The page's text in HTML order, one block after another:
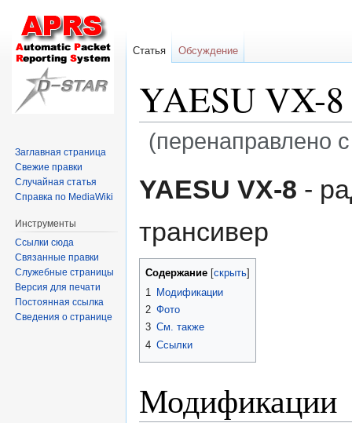
YAESU VX-8
(перенаправлено
YAESU VX-8 -
трансивер
Содержание
1
Модификации
2 Фото
3 См. также
4 Ссылки
Модификации
Статья Обсуждение
Заглавная страница
Свежие правки
Случайная статья
Справка по MediaWiki
Инструменты
Ссылки сюда
Связанные правки
Служебные страницы
Версия для печати
Постоянная ссылка
Сведения о странице